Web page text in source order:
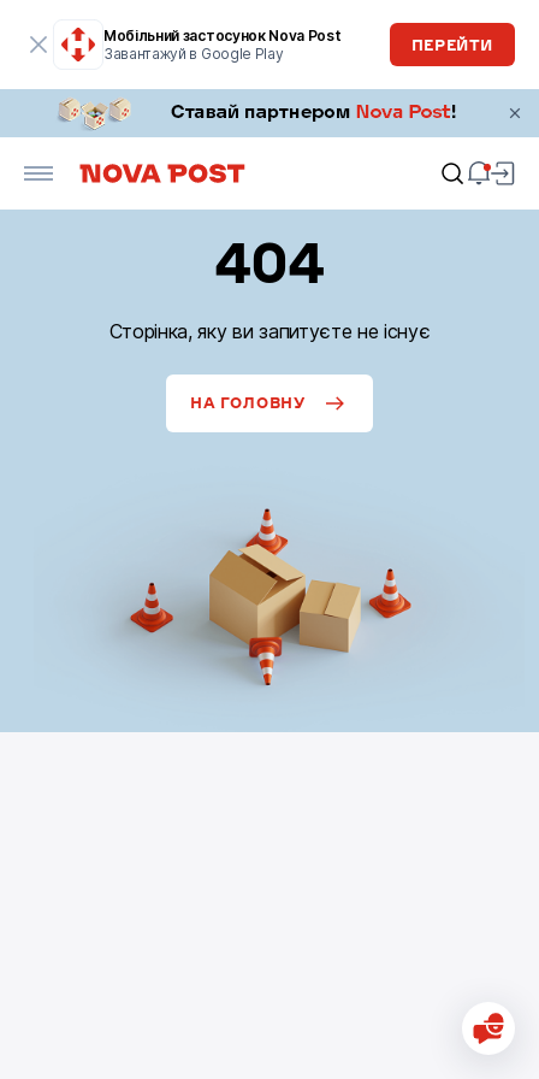
Мобільний застосунок Nova Post
Завантажуй в Google Play
ПЕРЕЙТИ
404
Сторінка, яку ви запитуєте не існує
НА ГОЛОВНУ